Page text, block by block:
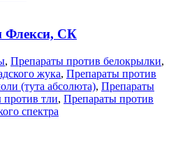
Флекси, СК
, Препараты против белокрылки,
жука, Препараты против
(тута абсолюта), Препараты
тли, Препараты против
спектра